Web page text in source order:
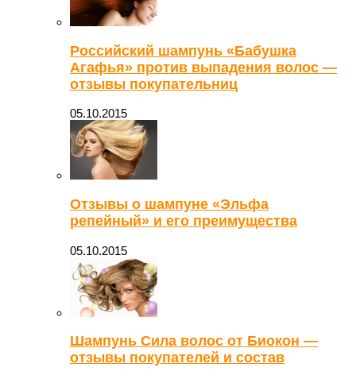
Российский шампунь «Бабушка
Агафья» против выпадения волос —
отзывы покупательниц
05.10.2015
Отзывы о шампуне «Эльфа
репейный» и его преимущества
05.10.2015
Шампунь Сила волос от Биокон —
отзывы покупателей и состав